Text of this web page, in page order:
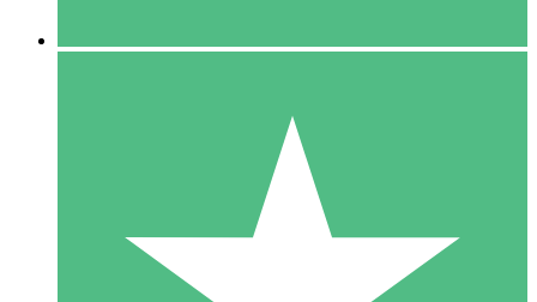
10 Téléchargements
20 00